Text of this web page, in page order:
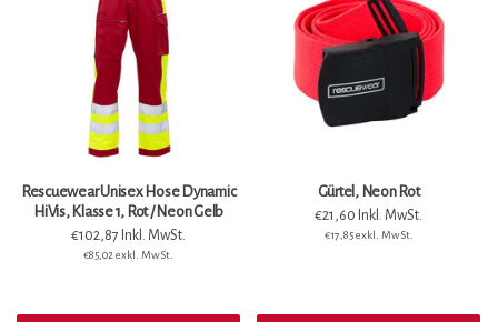
Rescuewear Unisex Hose Dynamic
HiVis, Klasse 1, Rot / Neon Gelb
€102,87 Inkl. MwSt.
€85,02 exkl. MwSt.
Gürtel, Neon Rot
€21,60 Inkl. MwSt.
€17,85 exkl. MwSt.